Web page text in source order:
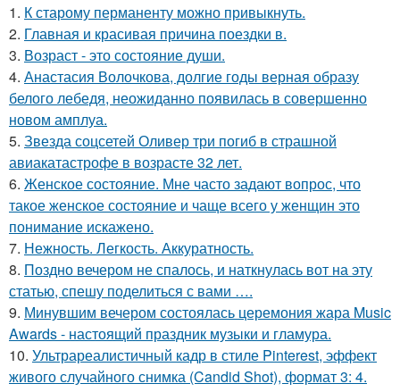
1. К старому перманенту можно привыкнуть.
2. Главная и красивая причина поездки в.
3. Возраст - это состояние души.
4. Анастасия Волочкова, долгие годы верная образу
белого лебедя, неожиданно появилась в совершенно
новом амплуа.
5. Звезда соцсетей Оливер три погиб в страшной
авиакатастрофе в возрасте 32 лет.
6. Женское состояние. Мне часто задают вопрос, что
такое женское состояние и чаще всего у женщин это
понимание искажено.
7. Нежность. Легкость. Аккуратность.
8. Поздно вечером не спалось, и наткнулась вот на эту
статью, спешу поделиться с вами ….
9. Минувшим вечером состоялась церемония жара Music
Awards - настоящий праздник музыки и гламура.
10. Ультрареалистичный кадр в стиле Pinterest, эффект
живого случайного снимка (Candid Shot), формат 3: 4.